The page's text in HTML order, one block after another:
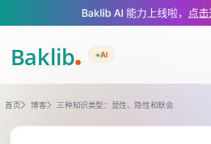
A Markdown version of this page is
Baklib AI 能力上线啦， 点
+AI
首页 博客 三种知识类型：显性、隐性和默会